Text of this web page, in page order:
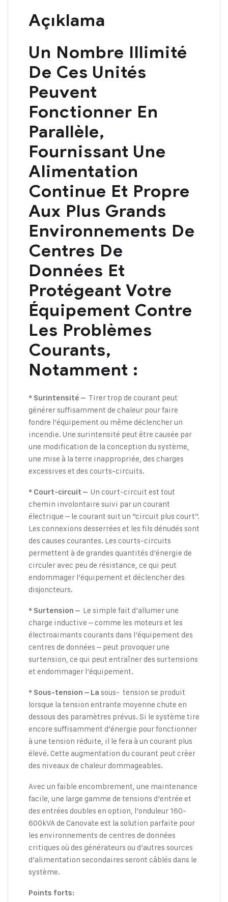
Açıklama
Un Nombre Illimité
De Ces Unités
Peuvent
Fonctionner En
Parallèle,
Fournissant Une
Alimentation
Continue Et Propre
Aux Plus Grands
Environnements De
Centres De
Données Et
Protégeant Votre
Équipement Contre
Les Problèmes
Courants,
Notamment :
* Surintensité – Tirer trop de courant peut
générer suffisamment de chaleur pour faire
fondre l’équipement ou même déclencher un
incendie. Une surintensité peut être causée par
une modification de la conception du système,
une mise à la terre inappropriée, des charges
excessives et des courts-circuits.
* Court-circuit – Un court-circuit est tout
chemin involontaire suivi par un courant
électrique – le courant suit un “circuit plus court”.
Les connexions desserrées et les fils dénudés sont
des causes courantes. Les courts-circuits
permettent à de grandes quantités d’énergie de
circuler avec peu de résistance, ce qui peut
endommager l’équipement et déclencher des
disjoncteurs.
* Surtension – Le simple fait d’allumer une
charge inductive – comme les moteurs et les
électroaimants courants dans l’équipement des
centres de données – peut provoquer une
surtension, ce qui peut entraîner des surtensions
et endommager l’équipement.
* Sous-tension – La sous- tension se produit
lorsque la tension entrante moyenne chute en
dessous des paramètres prévus. Si le système tire
encore suffisamment d’énergie pour fonctionner
à une tension réduite, il le fera à un courant plus
élevé. Cette augmentation du courant peut créer
des niveaux de chaleur dommageables.
Avec un faible encombrement, une maintenance
facile, une large gamme de tensions d’entrée et
des entrées doubles en option, l’onduleur 160-
600kVA de Canovate est la solution parfaite pour
les environnements de centres de données
critiques où des générateurs ou d’autres sources
d’alimentation secondaires seront câblés dans le
système.
Points forts: